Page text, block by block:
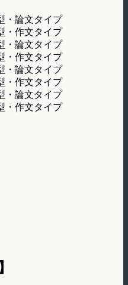
論文タイプ
作文タイプ
論文タイプ
作文タイプ
論文タイプ
作文タイプ
論文タイプ
作文タイプ